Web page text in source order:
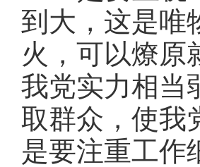
到大，这是唯
火，可以燎原
我党实力相当
取群众，使我
是要注重工作